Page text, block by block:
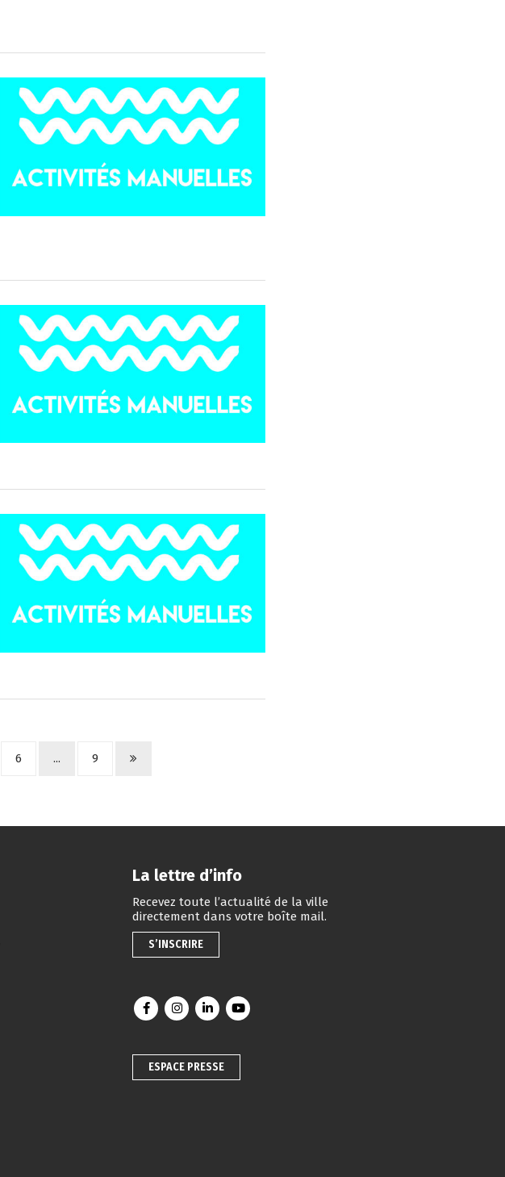
6 ... 9
La lettre d’info
Recevez toute l’actualité de la ville
directement dans votre boîte mail.
S’INSCRIRE
Lien vers le compte Facebook
Lien vers le compte Instagram
Lien vers le compte Linkedin
Lien vers la chaîne Youtube
ESPACE PRESSE